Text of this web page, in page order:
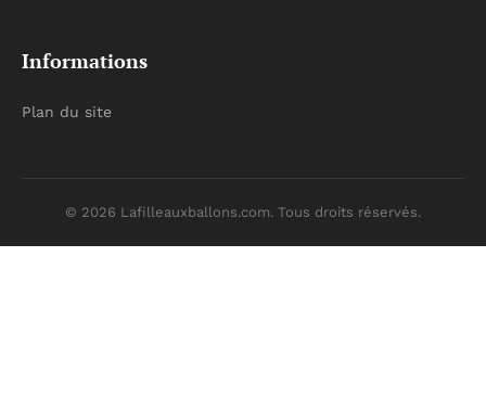
Informations
Plan du site
© 2026 Lafilleauxballons.com. Tous droits réservés.